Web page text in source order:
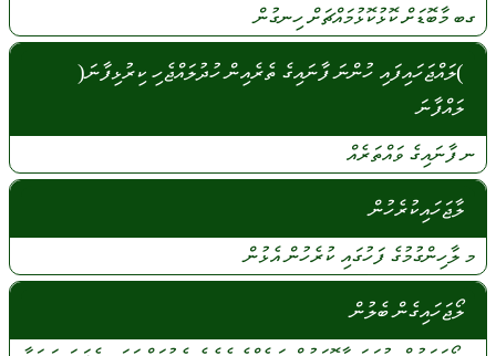
ގބމާބޮޑަށްކޮޅުކޮޅުމައްޗަށްހިނގުން
)ލައްޖަހައިފައި ހުންނަ ފާނައިގެ ތެރެއިން ހުދުލައްޖެހި ކިރުޅިފާނަ(
ލައްފާނަ
ނފާނައިގެވައްތަރެއް
ލާޖަހައިކުރެހުން
މ ލާހިންގުމުގެފަހުގައި ކުރެހުންއެޅުން
ލޯޖަހައިގެން ބެލުން